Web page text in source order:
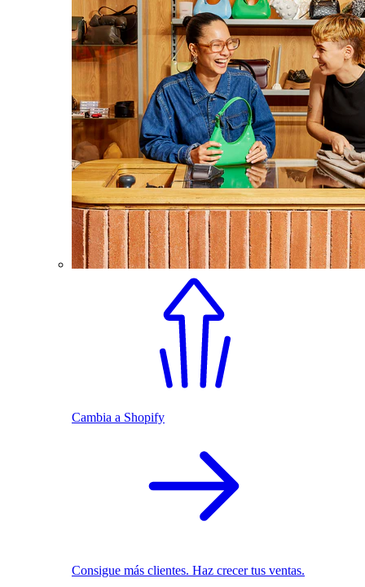
Cambia a Shopify
Consigue más clientes. Haz crecer tus ventas.